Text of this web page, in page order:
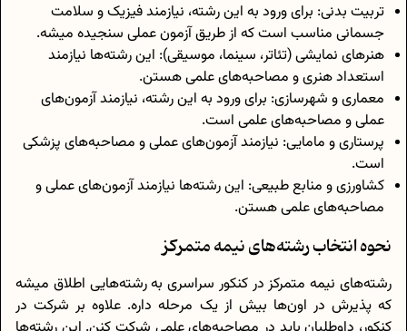
تربیت بدنی: برای ورود به این رشته، نیازمند فیزیک و سلامت
جسمانی مناسب است که از طریق آزمون عملی سنجیده میشه.
هنرهای نمایشی (تئاتر، سینما، موسیقی): این رشته‌ها نیازمند
استعداد هنری و مصاحبه‌های علمی هستن.
معماری و شهرسازی: برای ورود به این رشته، نیازمند آزمون‌های
عملی و مصاحبه‌های علمی است.
پرستاری و مامایی: نیازمند آزمون‌های عملی و مصاحبه‌های پزشکی
است.
کشاورزی و منابع طبیعی: این رشته‌ها نیازمند آزمون‌های عملی و
مصاحبه‌های علمی هستن.
نحوه انتخاب رشته‌های نیمه متمرکز
رشته‌های نیمه متمرکز در کنکور سراسری به رشته‌هایی اطلاق میشه
که پذیرش در اون‌ها بیش از یک مرحله داره. علاوه بر شرکت در